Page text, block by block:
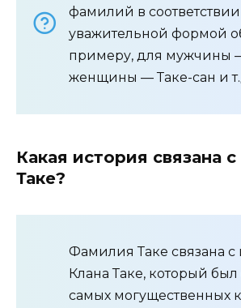
фамилий в
уважительной формой
примеру, для мужчины
женщины — Таке-сан и
Какая история связана
Таке?
Фамилия Таке связана с
Клана Таке, который
самых могущественных